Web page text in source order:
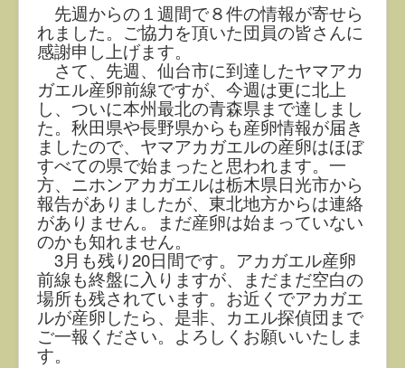
先週からの１週間で８件の情報が寄せら
れました。ご協力を頂いた団員の皆さんに
感謝申し上げます。
さて、先週、仙台市に到達したヤマアカ
ガエル産卵前線ですが、今週は更に北上
し、ついに本州最北の青森県まで達しまし
た。秋田県や長野県からも産卵情報が届き
ましたので、ヤマアカガエルの産卵はほぼ
すべての県で始まったと思われます。一
方、ニホンアカガエルは栃木県日光市から
報告がありましたが、東北地方からは連絡
がありません。まだ産卵は始まっていない
のかも知れません。
3月も残り20日間です。アカガエル産卵
前線も終盤に入りますが、まだまだ空白の
場所も残されています。お近くでアカガエ
ルが産卵したら、是非、カエル探偵団まで
ご一報ください。よろしくお願いいたしま
す。